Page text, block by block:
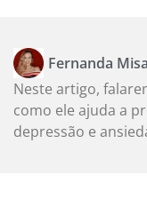
Fernanda
Neste artigo,
como ele ajuda a
depressão e